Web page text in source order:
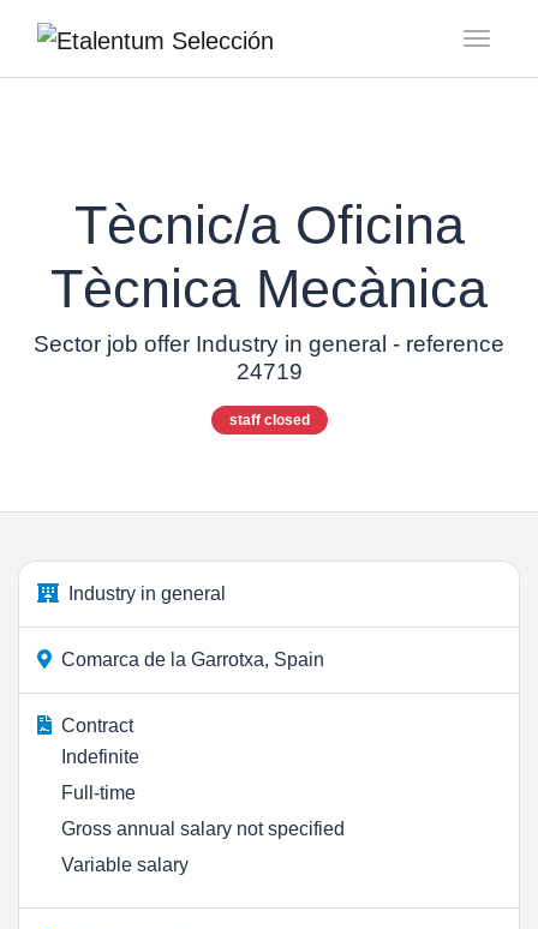
Tècnic/a Oficina
Tècnica Mecànica
Sector job offer Industry in general - reference
24719
staff closed
Industry in general
Comarca de la Garrotxa, Spain
Contract
Indefinite
Full-time
Gross annual salary not specified
Variable salary